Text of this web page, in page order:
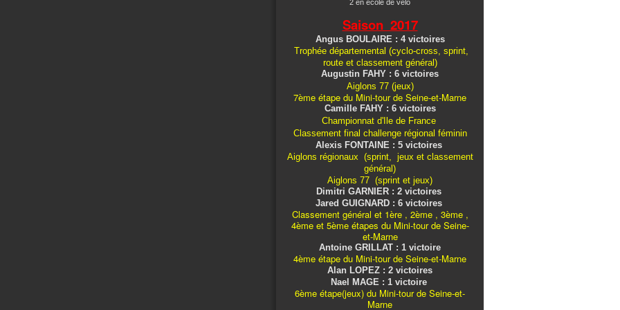
2 en école de vélo
Saison 2017
Angus BOULAIRE : 4 victoires
Trophée départemental (cyclo-cross, sprint,
route et classement général)
Augustin FAHY : 6 victoires
Aiglons 77 (jeux)
7ème étape du Mini-tour de Seine-et-Marne
Camille FAHY : 6 victoires
Championnat d'Ile de France
Classement final challenge régional féminin
Alexis FONTAINE : 5 victoires
Aiglons régionaux (sprint, jeux et classement
général)
Aiglons 77 (sprint et jeux)
Dimitri GARNIER : 2 victoires
Jared GUIGNARD : 6 victoires
Classement général et 1ère , 2ème , 3ème ,
4ème et 5ème étapes du Mini-tour de Seine-
et-Marne
Antoine GRILLAT : 1 victoire
4ème étape du Mini-tour de Seine-et-Marne
Alan LOPEZ : 2 victoires
Nael MAGE : 1 victoire
6ème étape(jeux) du Mini-tour de Seine-et-
Marne